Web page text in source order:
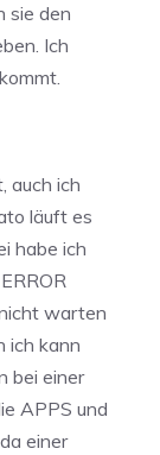
sie den
Ich
auch ich
läuft es
habe ich
warten
ich kann
bei einer
APPS und
einer